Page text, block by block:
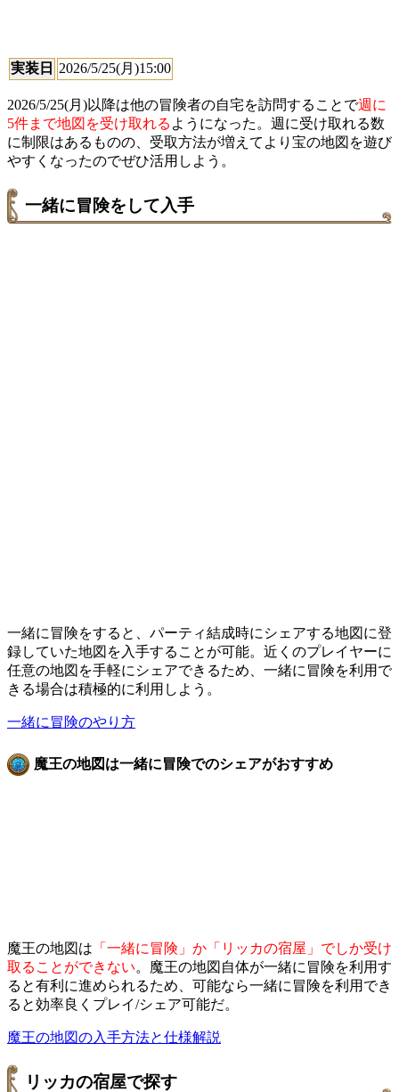
実装日 2026/5/25(月)15:00
2026/5/25(月)以降は他の冒険者の自宅を訪問することで週に
5件まで地図を受け取れる ようになった。週に受け取れる数
に制限はあるものの、受取方法が増えてより宝の地図を遊び
やすくなったのでぜひ活用しよう。
一緒に冒険をして入手
一緒に冒険をすると、パーティ結成時にシェアする地図に登
録していた地図を入手することが可能。近くのプレイヤーに
任意の地図を手軽にシェアできるため、一緒に冒険を利用で
きる場合は積極的に利用しよう。
一緒に冒険のやり方
魔王の地図は一緒に冒険でのシェアがおすすめ
魔王の地図は 「一緒に冒険」か「リッカの宿屋」でしか受け
取ることができない。魔王の地図自体が一緒に冒険を利用す
ると有利に進められるため、可能なら一緒に冒険を利用でき
ると効率良くプレイ/シェア可能だ。
魔王の地図の入手方法と仕様解説
リッカの宿屋で探す